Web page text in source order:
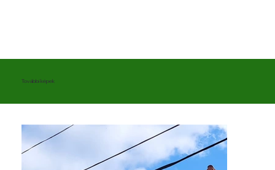
További képek